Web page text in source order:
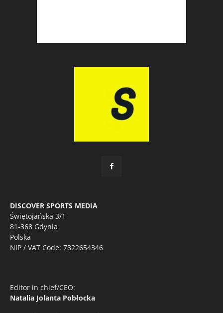
DISCOVER SPORTS MEDIA
Świętojańska 3/1
81-368 Gdynia
Polska
NIP / VAT Code: 7822654346
Editor in chief/CEO:
Natalia Jolanta Pobłocka